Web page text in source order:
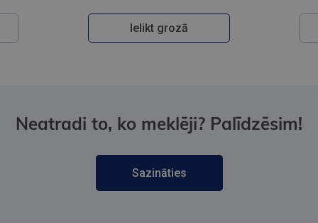
Ielikt grozā
Neatradi to, ko meklēji? Palīdzēsim!
Sazināties